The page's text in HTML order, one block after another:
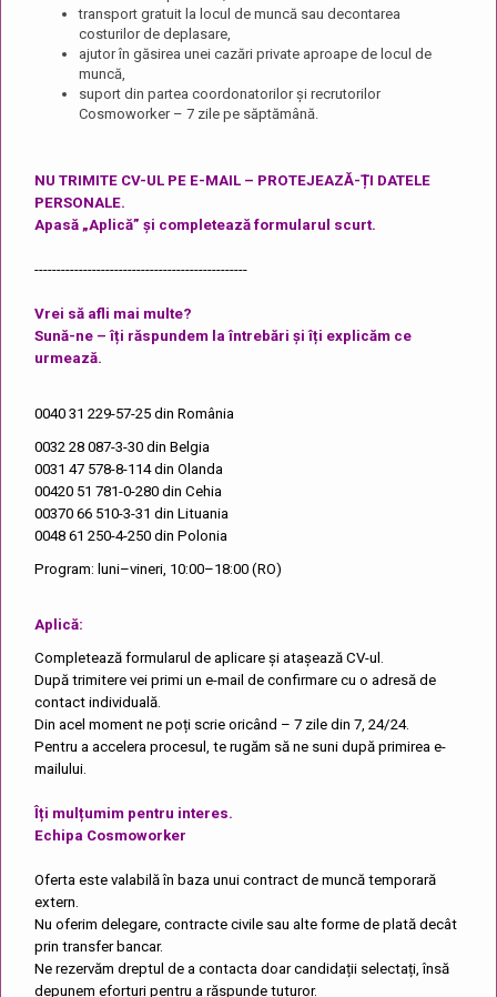
transport gratuit la locul de muncă sau decontarea
costurilor de deplasare,
ajutor în găsirea unei cazări private aproape de locul de
muncă,
suport din partea coordonatorilor și recrutorilor
Cosmoworker – 7 zile pe săptămână.
NU TRIMITE CV-UL PE E-MAIL – PROTEJEAZĂ-ȚI DATELE
PERSONALE.
Apasă „Aplică” și completează formularul scurt.
------------------------------------------------
Vrei să afli mai multe?
Sună-ne – îți răspundem la întrebări și îți explicăm ce
urmează.
0040 31 229-57-25 din România
0032 28 087-3-30 din Belgia
0031 47 578-8-114din Olanda
00420 51 781-0-280 din Cehia
00370 66 510-3-31 din Lituania
0048 61 250-4-250 din Polonia
Program: luni–vineri, 10:00–18:00 (RO)
Aplică:
Completează formularul de aplicare și atașează CV-ul.
După trimitere vei primi un e-mail de confirmare cu o adresă de
contact individuală.
Din acel moment ne poți scrie oricând – 7 zile din 7, 24/24.
Pentru a accelera procesul, te rugăm să ne suni după primirea e-
mailului.
Îți mulțumim pentru interes.
Echipa Cosmoworker
Oferta este valabilă în baza unui contract de muncă temporară
extern.
Nu oferim delegare, contracte civile sau alte forme de plată decât
prin transfer bancar.
Ne rezervăm dreptul de a contacta doar candidații selectați, însă
depunem eforturi pentru a răspunde tuturor.